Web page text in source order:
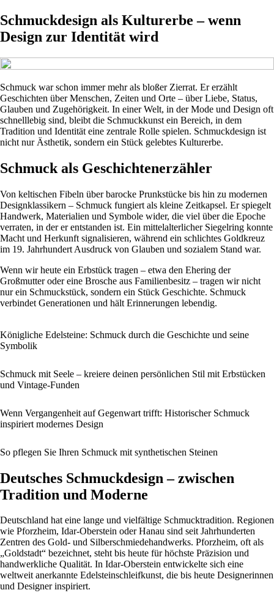
Schmuckdesign als Kulturerbe – wenn
Design zur Identität wird
Schmuck war schon immer mehr als bloßer Zierrat. Er erzählt
Geschichten über Menschen, Zeiten und Orte – über Liebe, Status,
Glauben und Zugehörigkeit. In einer Welt, in der Mode und Design oft
schnelllebig sind, bleibt die Schmuckkunst ein Bereich, in dem
Tradition und Identität eine zentrale Rolle spielen. Schmuckdesign ist
nicht nur Ästhetik, sondern ein Stück gelebtes Kulturerbe.
Schmuck als Geschichtenerzähler
Von keltischen Fibeln über barocke Prunkstücke bis hin zu modernen
Designklassikern – Schmuck fungiert als kleine Zeitkapsel. Er spiegelt
Handwerk, Materialien und Symbole wider, die viel über die Epoche
verraten, in der er entstanden ist. Ein mittelalterlicher Siegelring konnte
Macht und Herkunft signalisieren, während ein schlichtes Goldkreuz
im 19. Jahrhundert Ausdruck von Glauben und sozialem Stand war.
Wenn wir heute ein Erbstück tragen – etwa den Ehering der
Großmutter oder eine Brosche aus Familienbesitz – tragen wir nicht
nur ein Schmuckstück, sondern ein Stück Geschichte. Schmuck
verbindet Generationen und hält Erinnerungen lebendig.
Königliche Edelsteine: Schmuck durch die Geschichte und seine
Symbolik
Schmuck mit Seele – kreiere deinen persönlichen Stil mit Erbstücken
und Vintage-Funden
Wenn Vergangenheit auf Gegenwart trifft: Historischer Schmuck
inspiriert modernes Design
So pflegen Sie Ihren Schmuck mit synthetischen Steinen
Deutsches Schmuckdesign – zwischen
Tradition und Moderne
Deutschland hat eine lange und vielfältige Schmucktradition. Regionen
wie Pforzheim, Idar-Oberstein oder Hanau sind seit Jahrhunderten
Zentren des Gold- und Silberschmiedehandwerks. Pforzheim, oft als
„Goldstadt“ bezeichnet, steht bis heute für höchste Präzision und
handwerkliche Qualität. In Idar-Oberstein entwickelte sich eine
weltweit anerkannte Edelsteinschleifkunst, die bis heute Designerinnen
und Designer inspiriert.